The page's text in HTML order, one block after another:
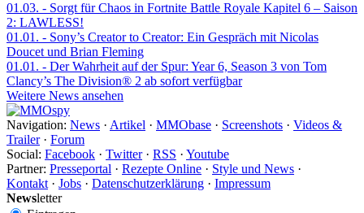
01.03. - Sorgt für Chaos in Fortnite Battle Royale Kapitel 6 – Saison
2: LAWLESS!
01.01. - Sony’s Creator to Creator: Ein Gespräch mit Nicolas
Doucet und Brian Fleming
01.01. - Der Wahrheit auf der Spur: Year 6, Season 3 von Tom
Clancy’s The Division® 2 ab sofort verfügbar
Weitere News ansehen
Navigation: News · Artikel · MMObase · Screenshots · Videos &
Trailer· Forum
Social: Facebook · Twitter· RSS · Youtube
Partner: Presseportal · Rezepte Online · Style und News ·
Kontakt · Jobs · Datenschutzerklärung · Impressum
Newsletter